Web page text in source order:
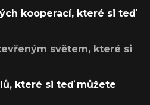
kooperací, které si teď
světem, které si
které si teď můžete